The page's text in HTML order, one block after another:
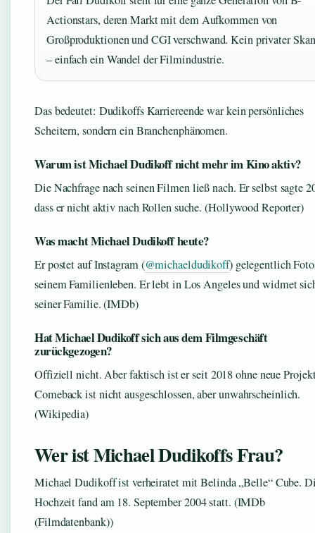
Actionstars, deren Markt mit dem Aufkommen von
Großproduktionen und CGI verschwand. Kein privater
– einfach ein Wandel der Filmindustrie.
Das bedeutet: Dudikoffs Karriereende war kein persönliches
Scheitern, sondern ein Branchenphänomen.
Warum ist Michael Dudikoff nicht mehr im Kino aktiv?
Die Nachfrage nach seinen Filmen ließ nach. Er selbst sagte
dass er nicht aktiv nach Rollen suche. (Hollywood Reporter)
Was macht Michael Dudikoff heute?
Er postet auf Instagram (@michaeldudikoff) gelegentlich
seinem Familienleben. Er lebt in Los Angeles und widmet
seiner Familie. (IMDb)
Hat Michael Dudikoff sich aus dem Filmgeschäft
zurückgezogen?
Offiziell nicht. Aber faktisch ist er seit 2018 ohne neue
Comeback ist nicht ausgeschlossen, aber unwahrscheinlich.
(Wikipedia)
Wer ist Michael Dudikoffs Frau?
Michael Dudikoff ist verheiratet mit Belinda „Belle“ Cube.
Hochzeit fand am 18. September 2004 statt. (IMDb
(Filmdatenbank))